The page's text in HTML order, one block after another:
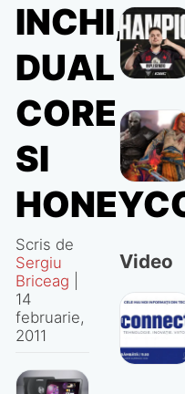
INCHI,
DUAL
CORE
SI
Scris de
Sergiu
Briceag
14
februarie,
2011
Video